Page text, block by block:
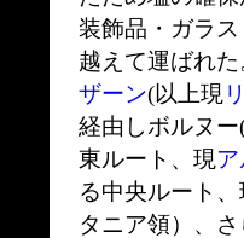
装飾品・ガラ
越えて運ばれ
ザーン(以上現
経由しボルヌ
東ルート、現ア
る中央ルート、
タニア領）、